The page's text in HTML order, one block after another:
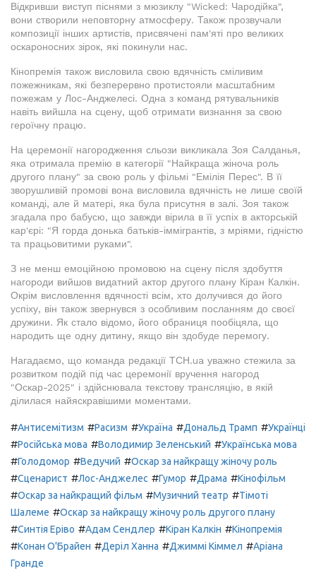
Відкривши виступ піснями з мюзиклу "Wicked: Чародійка",
вони створили неповторну атмосферу. Також прозвучали
композиції інших артистів, присвячені пам'яті про великих
оскароносних зірок, які покинули нас.
Кінопремія також висловила свою вдячність сміливим
пожежникам, які безперервно протистояли масштабним
пожежам у Лос-Анджелесі. Одна з команд рятувальників
навіть вийшла на сцену, щоб отримати визнання за свою
героїчну працю.
На церемонії нагородження сльози викликала Зоя Салданья,
яка отримала премію в категорії "Найкраща жіноча роль
другого плану" за свою роль у фільмі "Емілія Перес". В її
зворушливій промові вона висловила вдячність не лише своїй
команді, але й матері, яка була присутня в залі. Зоя також
згадала про бабусю, що завжди вірила в її успіх в акторській
кар'єрі: "Я горда донька батьків-іммігрантів, з мріями, гідністю
та працьовитими руками".
З не менш емоційною промовою на сцену після здобуття
нагороди вийшов видатний актор другого плану Кіран Калкін.
Окрім висловлення вдячності всім, хто долучився до його
успіху, він також звернувся з особливим посланням до своєї
дружини. Як стало відомо, його обраниця пообіцяла, що
народить ще одну дитину, якщо він здобуде перемогу.
Нагадаємо, що команда редакції ТСН.ua уважно стежила за
розвитком подій під час церемонії вручення нагород
"Оскар-2025" і здійснювала текстову трансляцію, в якій
ділилася найяскравішими моментами.
#Антисемітизм #Расизм #Україна #Дональд Трамп #Українці
#Російська мова #Володимир Зеленський #Українська мова
#Голодомор #Ведучий #Оскар за найкращу жіночу роль
#Сценарист #Лос-Анджелес #Гумор #Драма #Кінофільм
#Оскар за найкращий фільм #Музичний театр #Тімоті
Шалеме #Оскар за найкращу жіночу роль другого плану
#Синтія Еріво #Адам Сендлер #Кіран Калкін #Кінопремія
#Конан О'Брайен #Деріл Ханна #Джиммі Кіммел #Аріана
Гранде